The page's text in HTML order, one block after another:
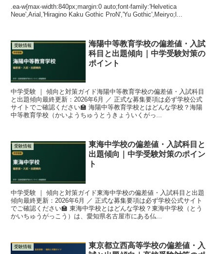
.ea-w{max-width:840px;margin:0 auto;font-family:'Helvetica
Neue',Arial,'Hiragino Kaku Gothic ProN','Yu Gothic',Meiryo;l...
受験情報
海陽中等教育学校の偏差値・入試
科目と出題傾向｜中学受験対策の
ポイント
中学受験 ｜ 傾向と対策ガイド海陽中等教育学校の偏差値・入試科目
と出題傾向最終更新：2026年6月 ／ 正式な募集要項は必ず学校公式
サイトでご確認ください🏫 海陽中等教育学校とはどんな学校？海陽
中等教育学校（かいようちゅうとうきょういくがっ...
受験情報
東海中学校の偏差値・入試科目と
出題傾向｜中学受験対策のポイン
ト
中学受験 ｜ 傾向と対策ガイド東海中学校の偏差値・入試科目と出題
傾向最終更新：2026年6月 ／ 正式な募集要項は必ず学校公式サイト
でご確認ください🏫 東海中学校とはどんな学校？東海中学校（とう
かいちゅうがっこう）は、愛知県名古屋市にある仏...
受験情報
東京都立西高等学校の偏差値・入